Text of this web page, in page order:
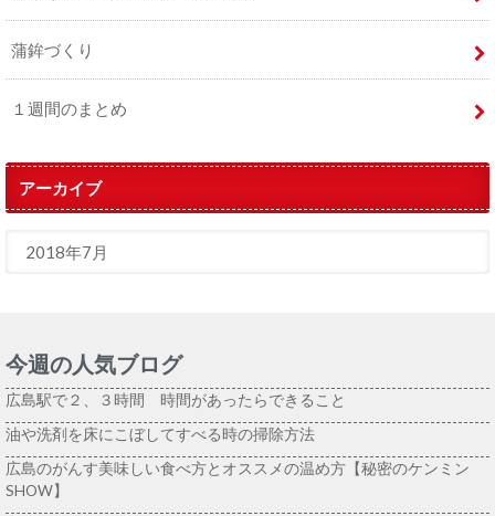
蒲鉾づくり
１週間のまとめ
アーカイブ
今週の人気ブログ
広島駅で２、３時間 時間があったらできること
油や洗剤を床にこぼしてすべる時の掃除方法
広島のがんす美味しい食べ方とオススメの温め方【秘密のケンミン
SHOW】